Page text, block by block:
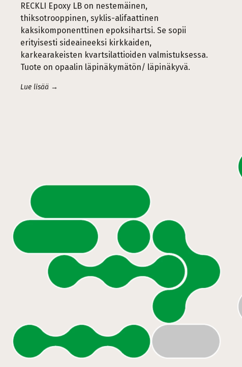
RECKLI Epoxy LB on nestemäinen,
thiksotrooppinen, syklis-alifaattinen
kaksikomponenttinen epoksihartsi. Se sopii
erityisesti sideaineeksi kirkkaiden,
karkearakeisten kvartsilattioiden valmistuksessa.
Tuote on opaalin läpinäkymätön/ läpinäkyvä.
Lue lisää →